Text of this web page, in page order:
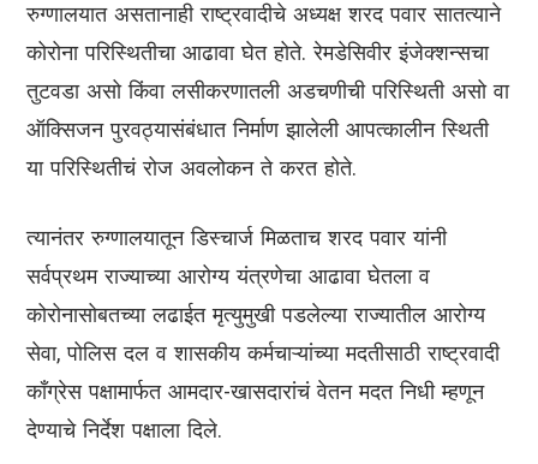
रुग्णालयात असतानाही राष्ट्रवादीचे अध्यक्ष शरद पवार सातत्याने
कोरोना परिस्थितीचा आढावा घेत होते. रेमडेसिवीर इंजेक्शन्सचा
तुटवडा असो किंवा लसीकरणातली अडचणीची परिस्थिती असो वा
ऑक्सिजन पुरवठ्यासंबंधात निर्माण झालेली आपत्कालीन स्थिती
या परिस्थितीचं रोज अवलोकन ते करत होते.
त्यानंतर रुग्णालयातून डिस्चार्ज मिळताच शरद पवार यांनी
सर्वप्रथम राज्याच्या आरोग्य यंत्रणेचा आढावा घेतला व
कोरोनासोबतच्या लढाईत मृत्युमुखी पडलेल्या राज्यातील आरोग्य
सेवा, पोलिस दल व शासकीय कर्मचाऱ्यांच्या मदतीसाठी राष्ट्रवादी
काँग्रेस पक्षामार्फत आमदार-खासदारांचं वेतन मदत निधी म्हणून
देण्याचे निर्देश पक्षाला दिले.